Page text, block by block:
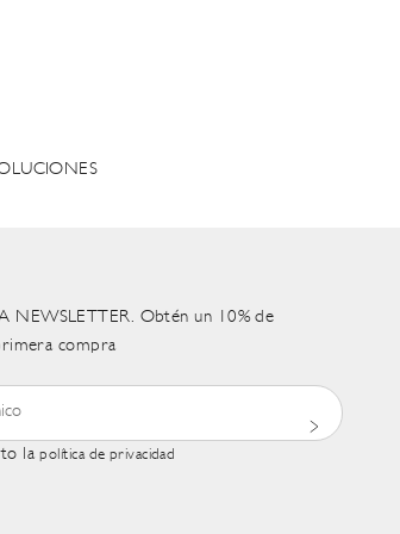
NEWSLETTER. Obtén un 10% de
compra
lapolítica de privacidad